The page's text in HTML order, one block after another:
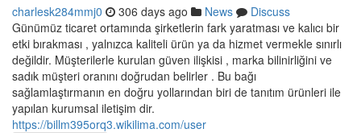
charlesk284mmj0 306 days ago News
Discuss
Günümüz ticaret ortamında şirketlerin fark yaratması ve kalıcı bir
etki bırakması , yalnızca kaliteli ürün ya da hizmet vermekle sınırlı
değildir. Müşterilerle kurulan güven ilişkisi , marka bilinirliğini ve
sadık müşteri oranını doğrudan belirler . Bu bağı
sağlamlaştırmanın en doğru yollarından biri de tanıtım ürünleri ile
yapılan kurumsal iletişim dir.
https://billm395orq3.wikilima.com/user